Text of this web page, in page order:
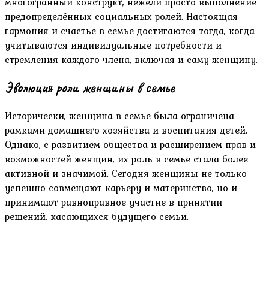
предопределённых социальных ролей. Настоящая
гармония и счастье в семье достигаются тогда, когда
учитываются индивидуальные потребности и
стремления каждого члена, включая и саму женщину.
Эволюция роли женщины в семье
Исторически, женщина в семье была ограничена
рамками домашнего хозяйства и воспитания детей.
Однако, с развитием общества и расширением прав и
возможностей женщин, их роль в семье стала более
активной и значимой. Сегодня женщины не только
успешно совмещают карьеру и материнство, но и
принимают равноправное участие в принятии
решений, касающихся будущего семьи.